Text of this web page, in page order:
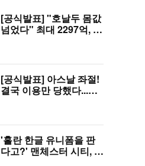
[공식발표] "호날두 몸값
넘었다" 최대 2297억, 초
다..."구단 역사상 가장
비싼 영입"
[공식발표] 아스날 좌절!
결국 이용만 당했다...비
적 잔류 "2032년까지 재
계약 서명"
'홀란 한글 유니폼을 판
다고?' 맨체스터 시티, 팝